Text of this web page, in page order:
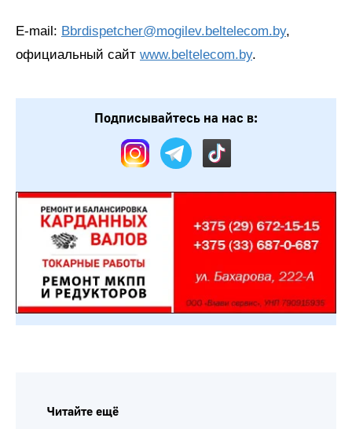
E-mail: Bbrdispetcher@mogilev.beltelecom.by,
официальный сайт www.beltelecom.by.
Подписывайтесь на нас в:
Читайте ещё